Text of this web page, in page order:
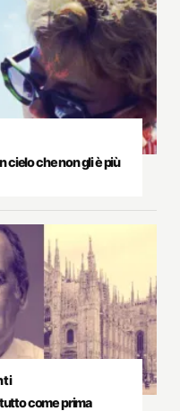
cielo che non gli è più
come prima